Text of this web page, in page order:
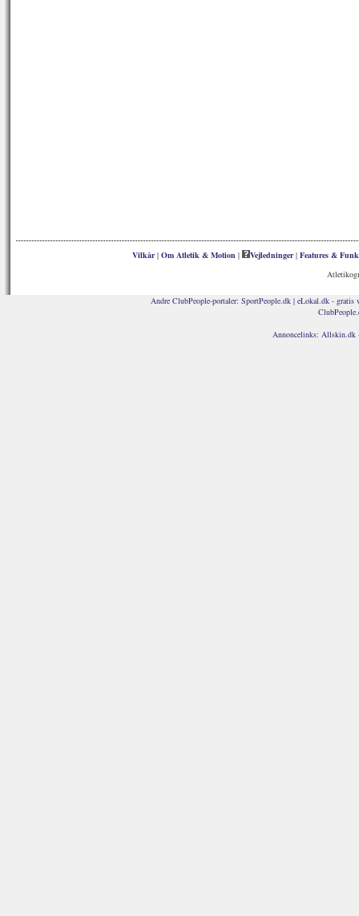
Vilkår| Om Atletik & Motion | Vejledninger| Features &
Andre ClubPeople-portaler: SportPeople.dk| eLokal.dk - gratis
Annoncelinks: Allskin.dk